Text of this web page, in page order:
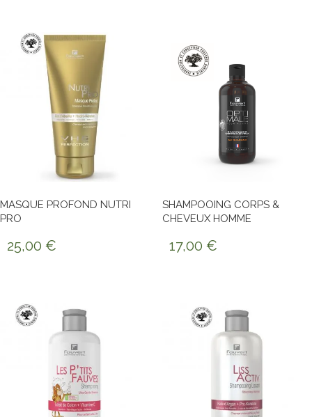
MASQUE PROFOND NUTRI
PRO
25,00 €
SHAMPOOING CORPS &
CHEVEUX HOMME
17,00 €